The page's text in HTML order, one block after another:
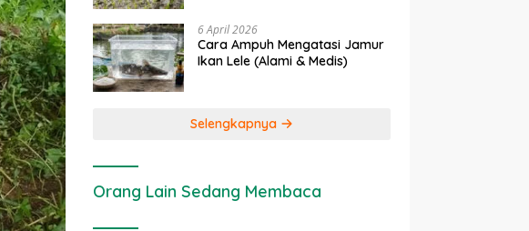
6 April 2026
Cara Ampuh Mengatasi Jamur
Ikan Lele (Alami & Medis)
Selengkapnya
Orang Lain Sedang Membaca